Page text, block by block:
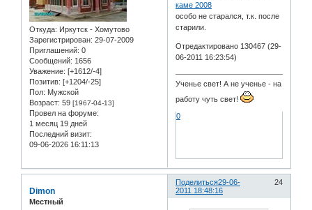
Откуда: Иркутск - Хомутово
Зарегистрирован: 29-07-2009
Приглашений: 0
Сообщений: 1656
Уважение: [+1612/-4]
Позитив: [+1204/-25]
Пол: Мужской
Возраст: 59 [1967-04-13]
Провел на форуме:
1 месяц 19 дней
Последний визит:
09-06-2026 16:11:13
каме 2008
особо не старался, т.к. после
старили.
Отредактировано 130467 (29-
06-2011 16:23:54)
Ученье свет! А не ученье - на
работу чуть свет!
0
Поделиться 24
29-06-
2011 18:48:16
Dimon
Местный